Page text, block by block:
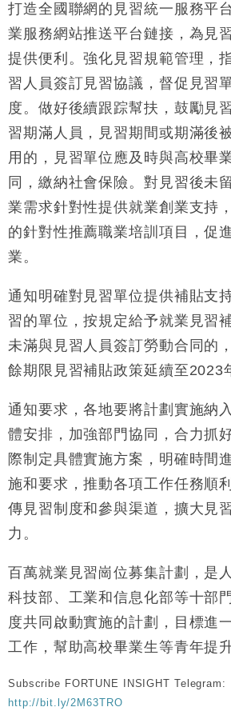
打造全國聯網的見習統一服務平
業服務網站推送平台鏈接，為見
提供便利。強化見習規範管理，
習人員簽訂見習協議，督促見習
度。做好後續跟踪幫扶，鼓勵見
習期滿人員，見習期間或期滿後
用的，見習單位應及時與高校畢
同，繳納社會保險。對見習後未
業需求針對性提供就業創業支持
的針對性推薦職業培訓項目，促
業。
通知明確對見習單位提供補貼支
習的單位，按規定給予就業見習
未滿與見習人員簽訂勞動合同的
餘期限見習補貼政策延續至2023
通知要求，各地要將計劃實施納
體安排，加強部門協同，合力抓
際制定具體實施方案，明確時間
施和要求，推動各項工作任務順
傳見習制度和參與渠道，擴大見
力。
百萬就業見習崗位募集計劃，是
科技部、工業和信息化部等十部
度共同啟動實施的計劃，目標進
工作，幫助高校畢業生等青年提
Subscribe FORTUNE INSIGHT Telegram:
http://bit.ly/2M63TRO